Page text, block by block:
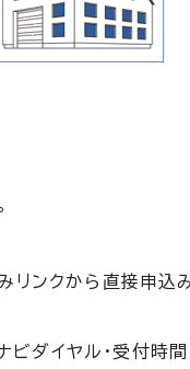
リンクから直接申込
イヤル・受付時間